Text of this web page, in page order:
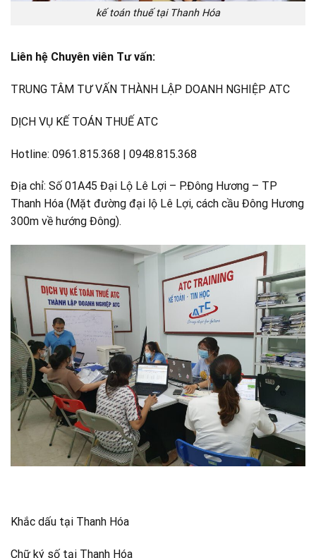
kế toán thuế tại Thanh Hóa
Liên hệ Chuyên viên Tư vấn:
TRUNG TÂM TƯ VẤN THÀNH LẬP DOANH NGHIỆP ATC
DỊCH VỤ KẾ TOÁN THUẾ ATC
Hotline: 0961.815.368 | 0948.815.368
Địa chỉ: Số 01A45 Đại Lộ Lê Lợi – P.Đông Hương – TP
Thanh Hóa (Mặt đường đại lộ Lê Lợi, cách cầu Đông Hương
300m về hướng Đông).
Khắc dấu tại Thanh Hóa
Chữ ký số tại Thanh Hóa